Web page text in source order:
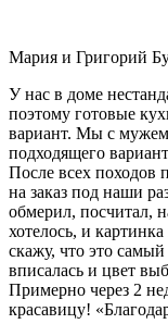
Мария и Григорий
У нас в доме
поэтому готовые
вариант. Мы с
подходящего
После всех походов
на заказ под наши
обмерил, посчитал,
хотелось, и
скажу, что это
вписалась и цвет
Примерно через 2
красавицу!